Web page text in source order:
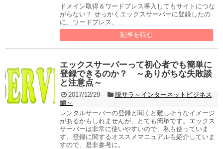
ドメイン取得＆ワードプレス導入してもサイトにつな
がらない？ せっかくエックスサーバーに登録したの
に、ワードプレス、...
記事を読む
エックスサーバーって初心者でも簡単に
登録できるのか？ ～ありがちな失敗談
と注意点～
2017/12/29
脱サラ～インターネットビジネス
編～
レンタルサーバーの登録と聞くと難しそうなイメージ
があるかもしれませんが、とても簡単です。エックス
サーバーは非常に使いやすいので、私も使っていま
す。登録に関するオススメマニュアルも紹介していま
すので、是非参考に。